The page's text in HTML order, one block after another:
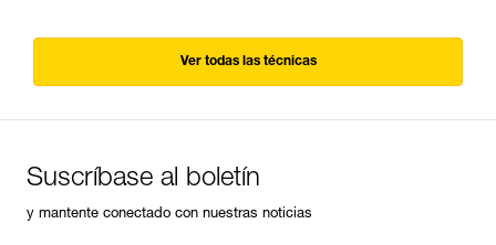
Ver todas las técnicas
Suscríbase al boletín
y mantente conectado con nuestras noticias